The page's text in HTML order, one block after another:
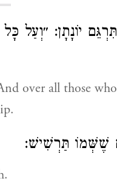
תִּרְגֵּם יוֹנָתָן: ״וְעַל
over all those
שֶׁשְּׁמוֹ תַּרְשִׁישׁ: